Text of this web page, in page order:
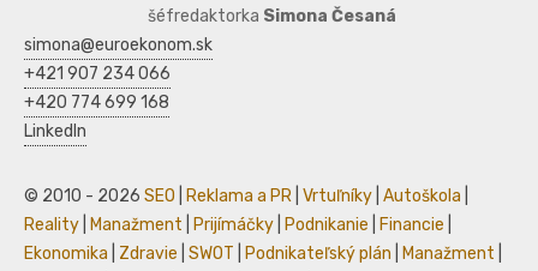
šéfredaktorka Simona Česaná
simona@euroekonom.sk
+421 907 234 066
+420 774 699 168
LinkedIn
© 2010 - 2026 SEO Reklama a PR Vrtuľníky Autoškola
Reality Manažment Prijímáčky Podnikanie Financie
Ekonomika
Zdravie SWOT Podnikateľský plán Manažment